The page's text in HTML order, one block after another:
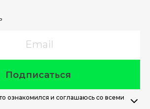
Подписаться
ознакомился и соглашаюсь со всеми